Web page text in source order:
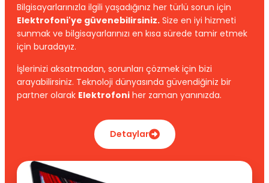
Bilgisayarlarınızla ilgili yaşadığınız her türlü sorun için
Elektrofoni'ye güvenebilirsiniz. Size en iyi hizmeti
sunmak ve bilgisayarlarınızı en kısa sürede tamir etmek
için buradayız.
İşlerinizi aksatmadan, sorunları çözmek için bizi
arayabilirsiniz. Teknoloji dünyasında güvendiğiniz bir
partner olarak Elektrofoni her zaman yanınızda.
Detaylar